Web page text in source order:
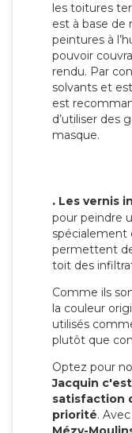
les toitures
est à base de
peintures à
pouvoir
rendu. Par
solvants et
est
d’utiliser des
masque.
. Les vernis
pour peindre
spécialement
permettent
toit des
Comme ils
la couleur
utilisés
plutôt que
Optez pour
Jacquin
satisfaction
priorité.